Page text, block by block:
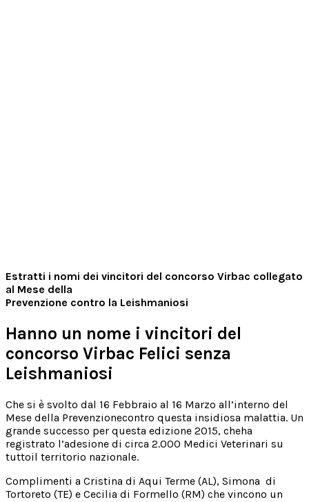
Estratti i nomi dei vincitori del concorso Virbac collegato
al Mese della
Prevenzione contro la Leishmaniosi
Hanno un nome i vincitori del
concorso Virbac Felici senza
Leishmaniosi
Che si è svolto dal 16 Febbraio al 16 Marzo all’interno del
Mese della Prevenzionecontro questa insidiosa malattia. Un
grande successo per questa edizione 2015, cheha
registrato l’adesione di circa 2.000 Medici Veterinari su
tuttoil territorio nazionale.
Complimenti a Cristina di Aqui Terme (AL), Simona di
Tortoreto (TE) e Cecilia di Formello (RM) che vincono un